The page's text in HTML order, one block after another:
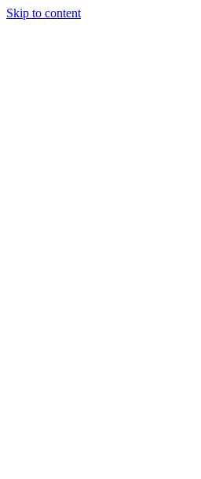
Skip to content